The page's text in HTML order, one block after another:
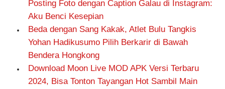
Posting Foto dengan Caption Galau di Instagram:
Aku Benci Kesepian
Beda dengan Sang Kakak, Atlet Bulu Tangkis
Yohan Hadikusumo Pilih Berkarir di Bawah
Bendera Hongkong
Download Moon Live MOD APK Versi Terbaru
2024, Bisa Tonton Tayangan Hot Sambil Main